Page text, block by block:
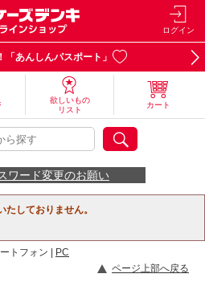
ログイン
「あんしんパスポート」
欲しいもの
リスト
カート
ワード変更のお願い
しておりません。
トフォン |
PC
ページ上部へ戻る